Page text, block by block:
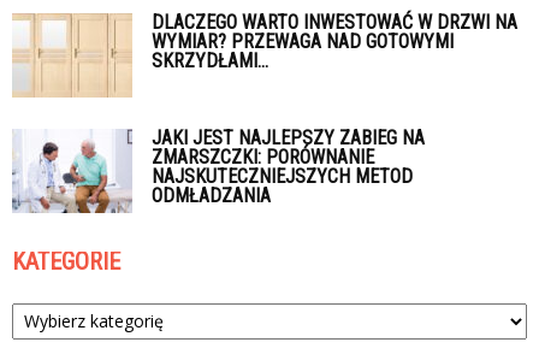
DLACZEGO WARTO INWESTOWAĆ W DRZWI NA
WYMIAR? PRZEWAGA NAD GOTOWYMI
SKRZYDŁAMI...
JAKI JEST NAJLEPSZY ZABIEG NA
ZMARSZCZKI: PORÓWNANIE
NAJSKUTECZNIEJSZYCH METOD
ODMŁADZANIA
KATEGORIE
Kategorie